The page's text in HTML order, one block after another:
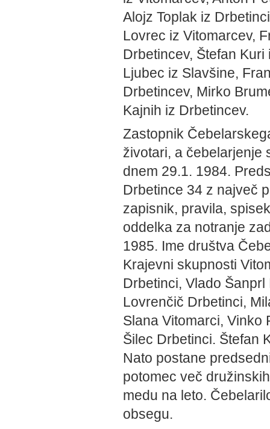
Alojz Toplak iz
Lovrec iz Vitomarcev,
Drbetincev, Štefan
Ljubec iz Slavšine,
Drbetincev, Mirko
Kajnih iz Drbetincev.
Zastopnik
životari, a čebelarjenje
dnem 29.1. 1984.
Drbetince 34 z največ
zapisnik, pravila,
oddelka za notranje
1985. Ime društva
Krajevni skupnosti
Drbetinci, Vlado
Lovrenčič Drbetinci,
Slana Vitomarci, Vinko
Šilec Drbetinci. Štefan
Nato postane
potomec več
medu na leto.
obsegu.